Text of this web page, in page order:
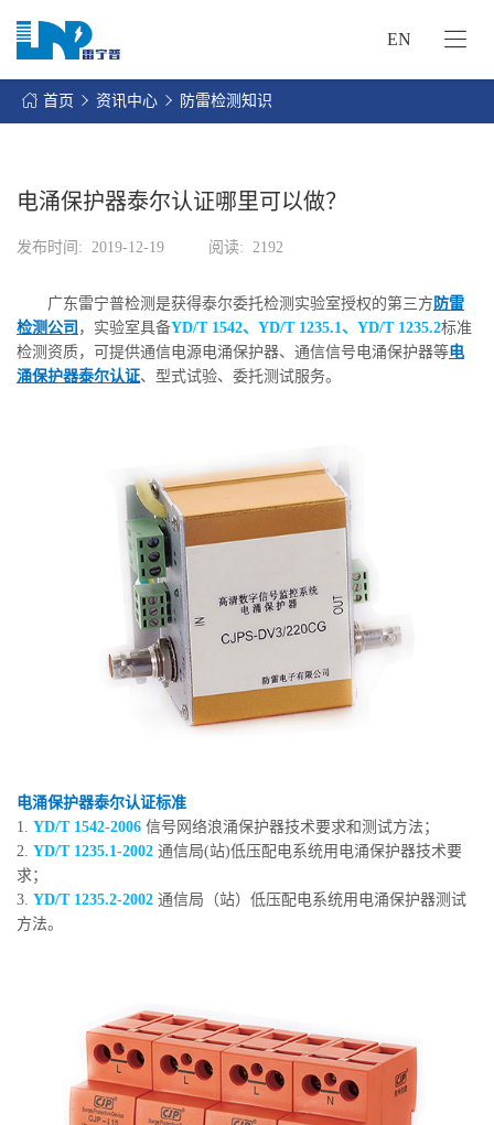
EN
首页 资讯中心 防雷检测知识
电涌保护器泰尔认证哪里可以做？
发布时间: 2019-12-19 阅读: 2192
广东雷宁普检测是获得泰尔委托检测实验室授权的第三方 防雷
检测公司 ，实验室具备YD/T 1542、YD/T 1235.1、YD/T 1235.2标准
检测资质，可提供通信电源电涌保护器、通信信号电涌保护器等电
涌保护器泰尔认证、型式试验、委托测试服务。
电涌保护器泰尔认证标准
1. YD/T 1542-2006 信号网络浪涌保护器技术要求和测试方法；
2. YD/T 1235.1-2002 通信局(站)低压配电系统用电涌保护器技术要
求；
3. YD/T 1235.2-2002 通信局（站）低压配电系统用电涌保护器测试
方法。
网
的
服
务
资
讯
中